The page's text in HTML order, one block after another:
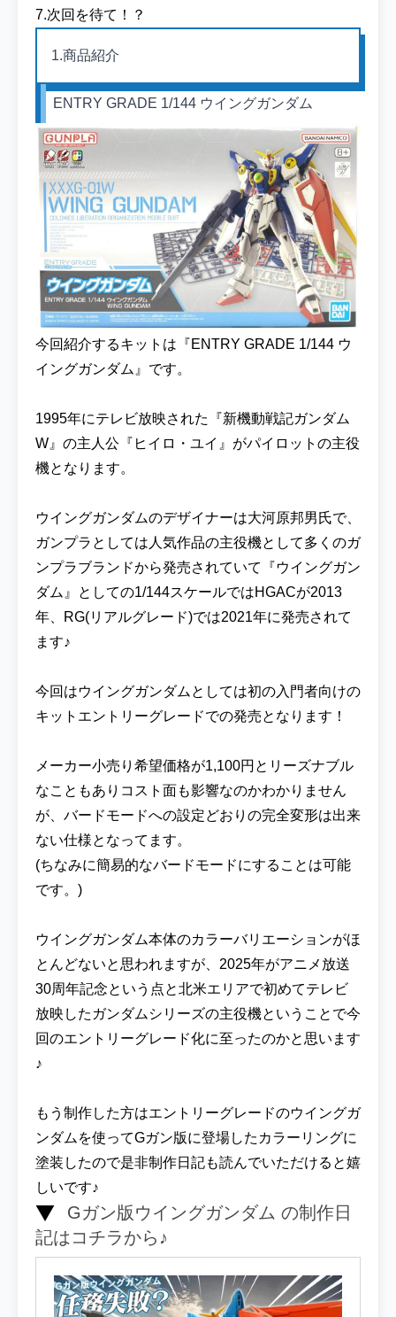
7.次回を待て！？
1.商品紹介
ENTRY GRADE 1/144 ウイングガンダム
今回紹介するキットは『ENTRY GRADE 1/144 ウ
イングガンダム』です。
1995年にテレビ放映された『新機動戦記ガンダム
W』の主人公『ヒイロ・ユイ』がパイロットの主役
機となります。
ウイングガンダムのデザイナーは大河原邦男氏で、
ガンプラとしては人気作品の主役機として多くのガ
ンプラブランドから発売されていて『ウイングガン
ダム』としての1/144スケールではHGACが2013
年、RG(リアルグレード)では2021年に発売されて
ます♪
今回はウイングガンダムとしては初の入門者向けの
キットエントリーグレードでの発売となります！
メーカー小売り希望価格が1,100円とリーズナブル
なこともありコスト面も影響なのかわかりません
が、バードモードへの設定どおりの完全変形は出来
ない仕様となってます。
(ちなみに簡易的なバードモードにすることは可能
です。)
ウイングガンダム本体のカラーバリエーションがほ
とんどないと思われますが、2025年がアニメ放送
30周年記念という点と北米エリアで初めてテレビ
放映したガンダムシリーズの主役機ということで今
回のエントリーグレード化に至ったのかと思います
♪
もう制作した方はエントリーグレードのウイングガ
ンダムを使ってGガン版に登場したカラーリングに
塗装したので是非制作日記も読んでいただけると嬉
しいです♪
Gガン版ウイングガンダム の制作日
記はコチラから♪